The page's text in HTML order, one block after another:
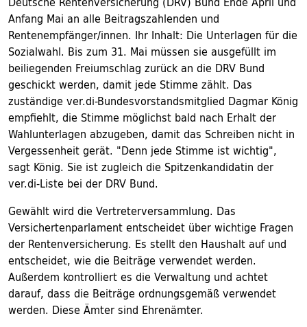
Anfang Mai an alle Beitragszahlenden und
Rentenempfänger/innen. Ihr Inhalt: Die Unterlagen für die
Sozialwahl. Bis zum 31. Mai müssen sie ausgefüllt im
beiliegenden Freiumschlag zurück an die DRV Bund
geschickt werden, damit jede Stimme zählt. Das
zuständige ver.di-Bundesvorstandsmitglied Dagmar König
empfiehlt, die Stimme möglichst bald nach Erhalt der
Wahlunterlagen abzugeben, damit das Schreiben nicht in
Vergessenheit gerät. "Denn jede Stimme ist wichtig",
sagt König. Sie ist zugleich die Spitzenkandidatin der
ver.di-Liste bei der DRV Bund.
Gewählt wird die Vertreterversammlung. Das
Versichertenparlament entscheidet über wichtige Fragen
der Rentenversicherung. Es stellt den Haushalt auf und
entscheidet, wie die Beiträge verwendet werden.
Außerdem kontrolliert es die Verwaltung und achtet
darauf, dass die Beiträge ordnungsgemäß verwendet
werden. Diese Ämter sind Ehrenämter.